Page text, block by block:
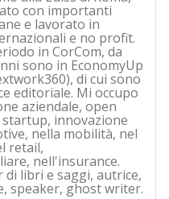
con importanti
e lavorato in
e no profit.
in CorCom, da
sono in EconomyUp
di cui sono
editoriale. Mi occupo
aziendale, open
innovazione
nella mobilità, nel
retail,
nell'insurance.
libri e saggi, autrice,
speaker, ghost writer.